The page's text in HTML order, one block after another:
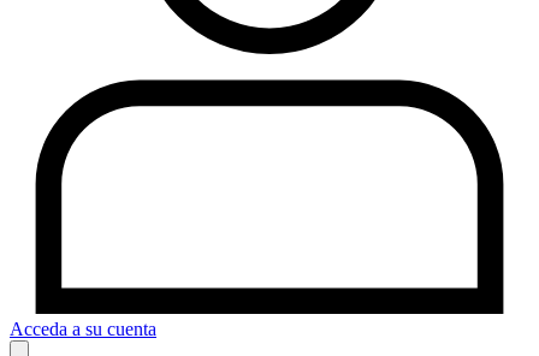
Acceda a su cuenta